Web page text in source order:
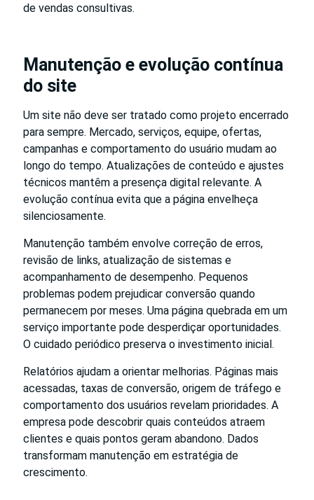
de vendas consultivas.
Manutenção e evolução contínua
do site
Um site não deve ser tratado como projeto encerrado
para sempre. Mercado, serviços, equipe, ofertas,
campanhas e comportamento do usuário mudam ao
longo do tempo. Atualizações de conteúdo e ajustes
técnicos mantêm a presença digital relevante. A
evolução contínua evita que a página envelheça
silenciosamente.
Manutenção também envolve correção de erros,
revisão de links, atualização de sistemas e
acompanhamento de desempenho. Pequenos
problemas podem prejudicar conversão quando
permanecem por meses. Uma página quebrada em um
serviço importante pode desperdiçar oportunidades.
O cuidado periódico preserva o investimento inicial.
Relatórios ajudam a orientar melhorias. Páginas mais
acessadas, taxas de conversão, origem de tráfego e
comportamento dos usuários revelam prioridades. A
empresa pode descobrir quais conteúdos atraem
clientes e quais pontos geram abandono. Dados
transformam manutenção em estratégia de
crescimento.